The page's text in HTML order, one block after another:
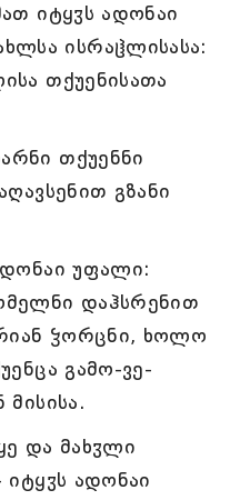
იტყჳს ადონაი
ისრაჱლისასა:
თქუენისათა
თქუენნი
გზანი
უფალი:
დაჰსრენით
ჴორცნი, ხოლო
გამო-ვე-
მისისა.
და მახჳლი
ადონაი